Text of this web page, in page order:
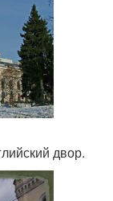
двор.